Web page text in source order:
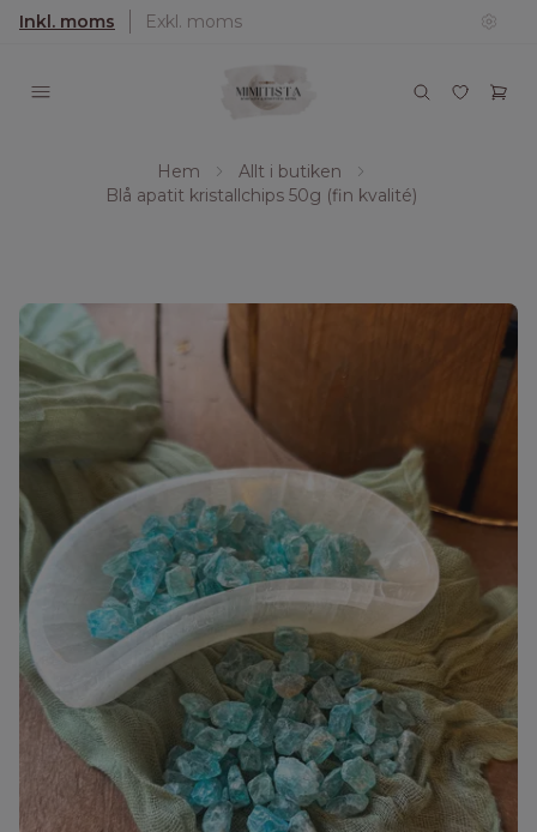
Inkl. moms Exkl. moms
Hem
Allt i butiken
Blå apatit kristallchips 50g (fin kvalité)